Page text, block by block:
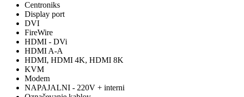
Centroniks
Display port
DVI
FireWire
HDMI - DVi
HDMI A-A
HDMI, HDMI 4K, HDMI 8K
KVM
Modem
NAPAJALNI - 220V + interni